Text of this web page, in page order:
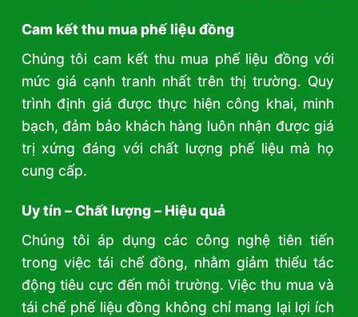
Cam kết thu mua phế liệu đồng
Chúng tôi cam kết thu mua phế liệu đồng với
mức giá cạnh tranh nhất trên thị trường. Quy
trình định giá được thực hiện công khai, minh
bạch, đảm bảo khách hàng luôn nhận được giá
trị xứng đáng với chất lượng phế liệu mà họ
cung cấp.
Uy tín – Chất lượng – Hiệu quả
Chúng tôi áp dụng các công nghệ tiên tiến
trong việc tái chế đồng, nhằm giảm thiểu tác
động tiêu cực đến môi trường. Việc thu mua và
tái chế phế liệu đồng không chỉ mang lại lợi ích